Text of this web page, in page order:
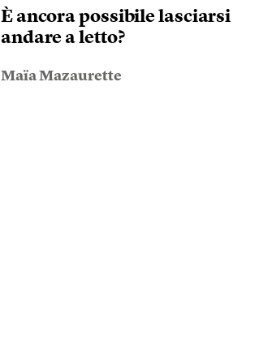
È ancora possibile lasciarsi
andare a letto?
Maïa Mazaurette